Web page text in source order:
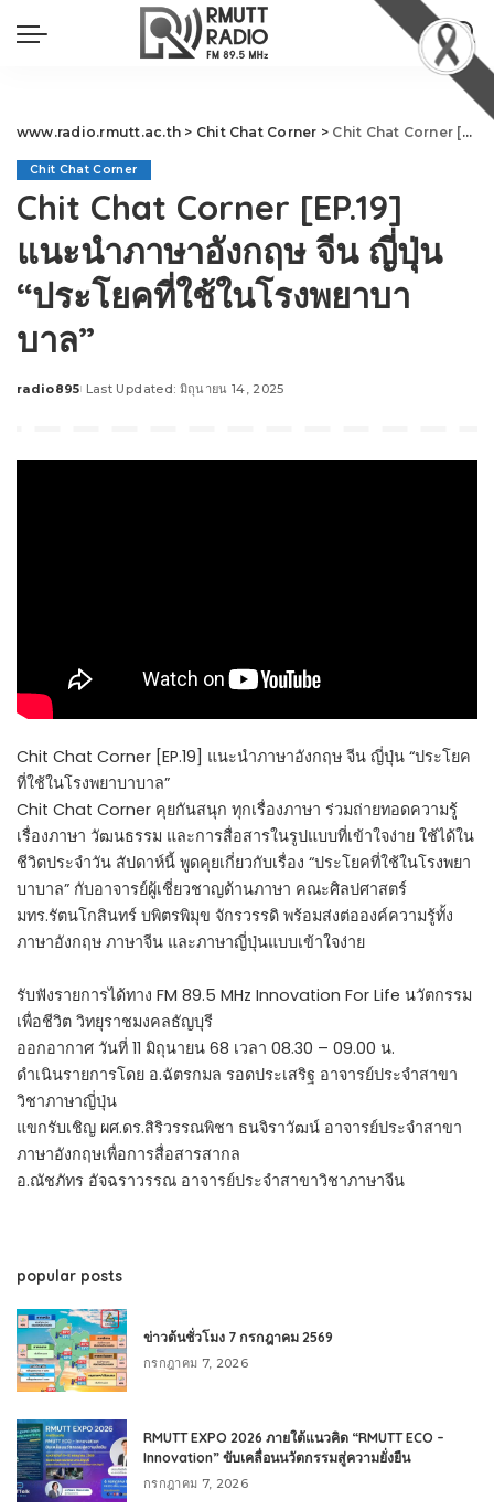
www.radio.rmutt.ac.th > Chit Chat Corner > Chit Chat Corner [EP.19] แนะนำภาษาอังกฤษ จีน ญี่ปุ่น “ประโยคที่ใช้ในโรงพยาบาบาล”
Chit Chat Corner
Chit Chat Corner [EP.19]
แนะนำภาษาอังกฤษ จีน ญี่ปุ่น
“ประโยคที่ใช้ในโรงพยาบา
บาล”
Posted
radio895 Last Updated: มิถุนายน 14, 2025
Chit Chat Corner [EP.19] แนะนำภาษาอังกฤษ จีน ญี่ปุ่น “ประโยค
ที่ใช้ในโรงพยาบาบาล”
Chit Chat Corner คุยกันสนุก ทุกเรื่องภาษา ร่วมถ่ายทอดความรู้
เรื่องภาษา วัฒนธรรม และการสื่อสารในรูปแบบที่เข้าใจง่าย ใช้ได้ใน
ชีวิตประจำวัน สัปดาห์นี้ พูดคุยเกี่ยวกับเรื่อง “ประโยคที่ใช้ในโรงพยา
บาบาล” กับอาจารย์ผู้เชี่ยวชาญด้านภาษา คณะศิลปศาสตร์
มทร.รัตนโกสินทร์ บพิตรพิมุข จักรวรรดิ พร้อมส่งต่อองค์ความรู้ทั้ง
ภาษาอังกฤษ ภาษาจีน และภาษาญี่ปุ่นแบบเข้าใจง่าย
รับฟังรายการได้ทาง FM 89.5 MHz Innovation For Life นวัตกรรม
เพื่อชีวิต วิทยุราชมงคลธัญบุรี
ออกอากาศ วันที่ 11 มิถุนายน 68 เวลา 08.30 – 09.00 น.
ดำเนินรายการโดย อ.ฉัตรกมล รอดประเสริฐ อาจารย์ประจำสาขา
วิชาภาษาญี่ปุ่น
แขกรับเชิญ ผศ.ดร.สิริวรรณพิชา ธนจิราวัฒน์ อาจารย์ประจำสาขา
ภาษาอังกฤษเพื่อการสื่อสารสากล
อ.ณัชภัทร อัจฉราวรรณ อาจารย์ประจำสาขาวิชาภาษาจีน
popular posts
ข่าวต้นชั่วโมง 7 กรกฎาคม 2569
กรกฎาคม 7, 2026
RMUTT EXPO 2026 ภายใต้แนวคิด “RMUTT ECO –
Innovation” ขับเคลื่อนนวัตกรรมสู่ความยั่งยืน
กรกฎาคม 7, 2026